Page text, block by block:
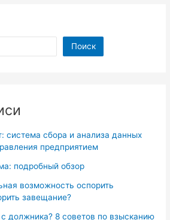
Поиск
система сбора и анализа данных
предприятием
подробный обзор
возможность оспорить
завещание?
с должника? 8 советов по взысканию